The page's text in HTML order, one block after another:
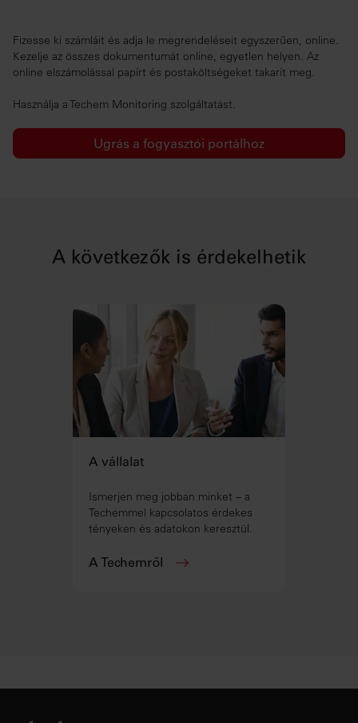
Fizesse ki számláit és adja le megrendeléseit egyszerűen, online.
Kezelje az összes dokumentumát online, egyetlen helyen. Az
online elszámolással papírt és postaköltségeket takarít meg.
Használja a Techem Monitoring szolgáltatást.
Ugrás a fogyasztói portálhoz
A következők is érdekelhetik
A vállalat
Ismerjen meg jobban minket – a
Techemmel kapcsolatos érdekes
tényeken és adatokon keresztül.
A Techemről